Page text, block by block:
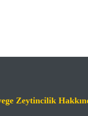
Zeytincilik